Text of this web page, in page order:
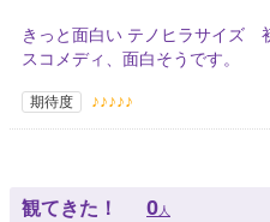
きっと面白い テノヒラサイズ
スコメディ、面白そうです。
期待度 ♪♪♪♪♪
観てきた！ 0 人